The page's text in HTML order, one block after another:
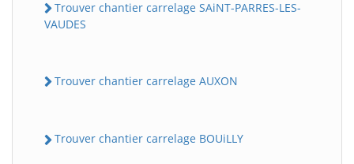
Trouver chantier carrelage SAiNT-PARRES-LES-
VAUDES
Trouver chantier carrelage AUXON
Trouver chantier carrelage BOUiLLY